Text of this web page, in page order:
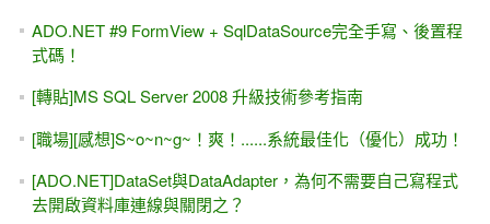
ADO.NET #9 FormView + SqlDataSource完全手寫、後置程
式碼！
[轉貼]MS SQL Server 2008 升級技術參考指南
[職場][感想]S~o~n~g~！爽！......系統最佳化（優化）成功！
[ADO.NET]DataSet與DataAdapter，為何不需要自己寫程式
去開啟資料庫連線與關閉之？